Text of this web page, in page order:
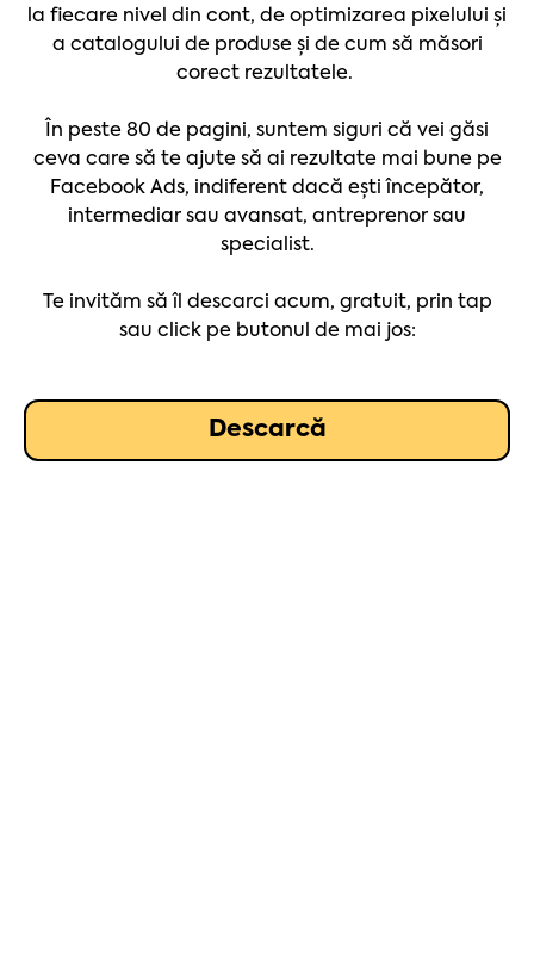
la fiecare nivel din cont, de optimizarea pixelului și
a catalogului de produse și de cum să măsori
corect rezultatele.
În peste 80 de pagini, suntem siguri că vei găsi
ceva care să te ajute să ai rezultate mai bune pe
Facebook Ads, indiferent dacă ești începător,
intermediar sau avansat, antreprenor sau
specialist.
Te invităm să îl descarci acum, gratuit, prin tap
sau click pe butonul de mai jos:
Descarcă